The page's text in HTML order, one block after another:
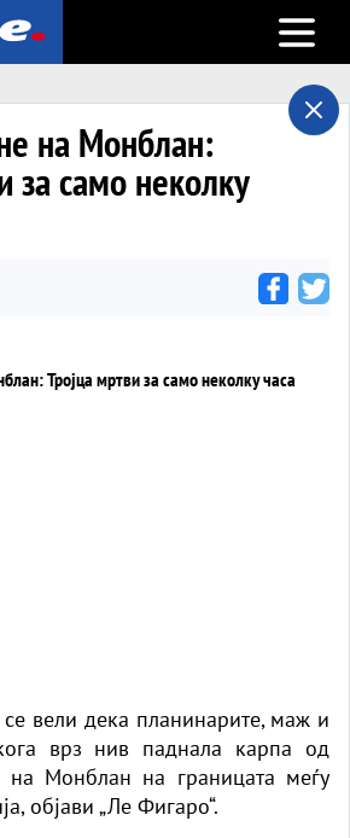
Open
на Монблан:
за само неколку
вели дека планинарите, маж и
врз нив паднала карпа од
на Монблан на границата меѓу
објави „Ле Фигаро“.